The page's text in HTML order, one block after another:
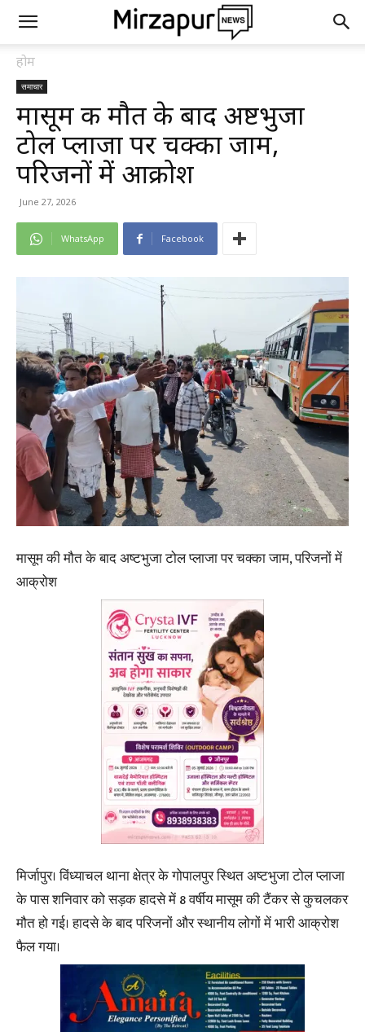
होम
समाचार
मासूम की मौत के बाद अष्टभुजा
टोल प्लाजा पर चक्का जाम,
परिजनों में आक्रोश
June 27, 2026
WhatsApp Facebook
मासूम की मौत के बाद अष्टभुजा टोल प्लाजा पर चक्का जाम, परिजनों में
आक्रोश
मिर्जापुर। विंध्याचल थाना क्षेत्र के गोपालपुर स्थित अष्टभुजा टोल प्लाजा
के पास शनिवार को सड़क हादसे में 8 वर्षीय मासूम की टैंकर से कुचलकर
मौत हो गई। हादसे के बाद परिजनों और स्थानीय लोगों में भारी आक्रोश
फैल गया।